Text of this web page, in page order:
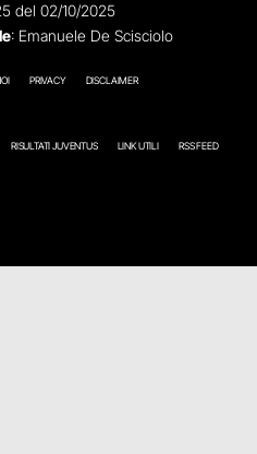
del 02/10/2025
: Emanuele De Scisciolo
PRIVACY DISCLAIMER
RISULTATI JUVENTUS LINK UTILI RSS FEED